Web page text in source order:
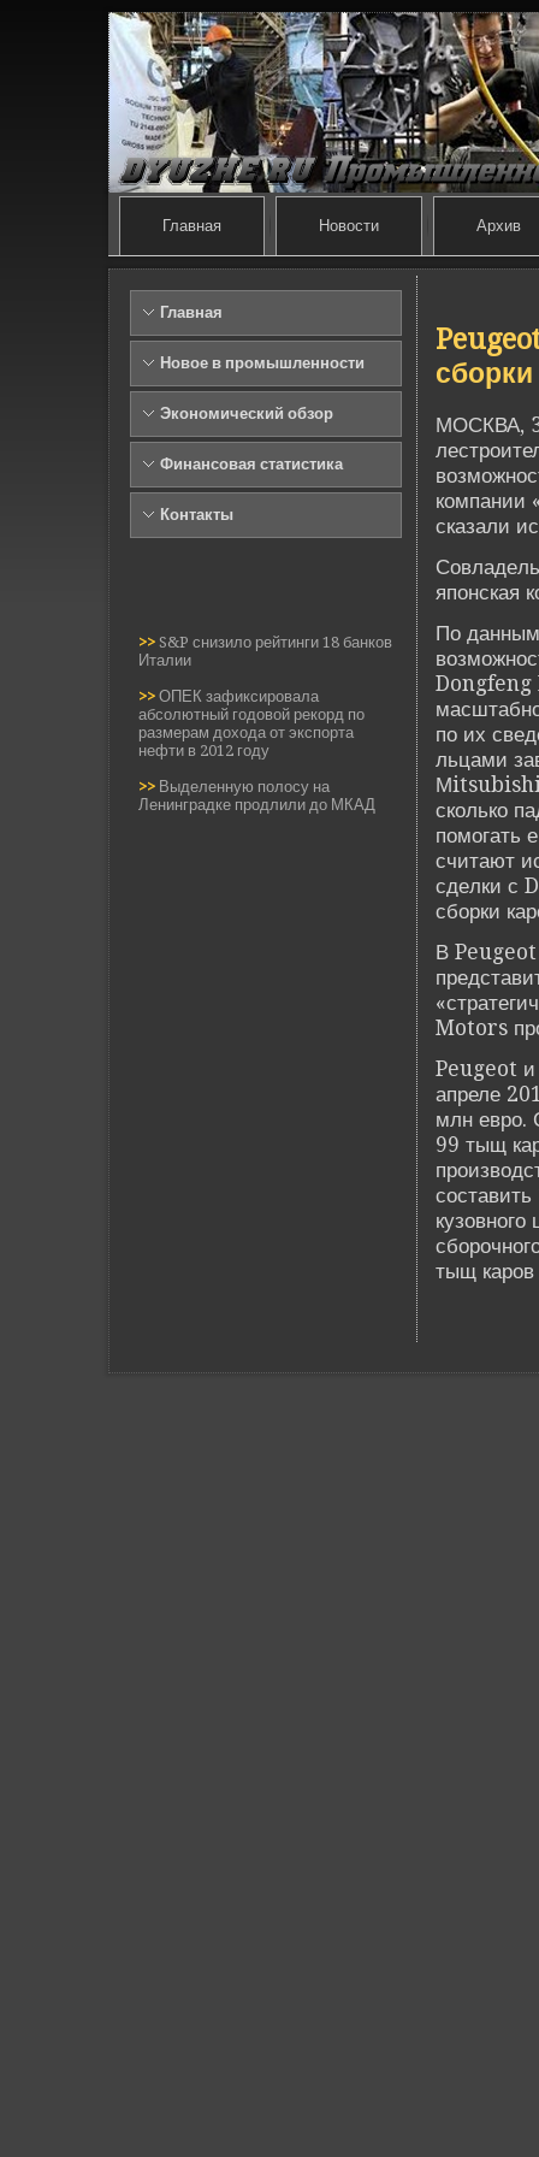
Главная Новости Архив
Главная
Новое в промышленности
Экономический обзор
Финансовая статистика
Контакты
>> S&P снизило рейтинги 18 банков
Италии
>> ОПЕК зафиксировала
абсолютный годовой рекорд по
размерам дохода от экспорта
нефти в 2012 году
>> Выделенную полосу на
Ленинградке продлили до МКАД
МОСКВА,
компании
сказали
японская
По
Dongfeng
по их
льцами
Мitsubishi
сколько
помогать
считают
сде­лки с
сборки
В Peugeot
Motors
Peugeot и
апреле
млн евро.
99 тыщ
тыщ каров